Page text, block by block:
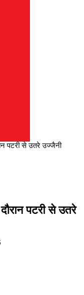
पटरी से उतरे उज्जैनी
पटरी से उतरे